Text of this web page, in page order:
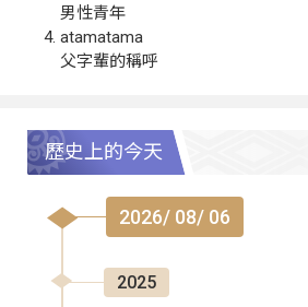
男性青年
atamatama
父字輩的稱呼
歷史上的今天
2026/ 08/ 06
2025